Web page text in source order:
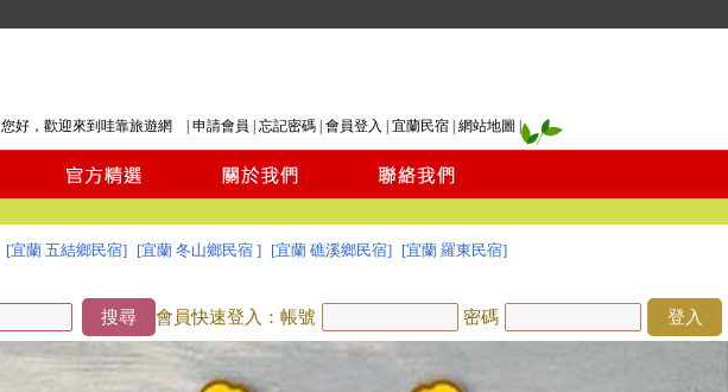
您好，歡迎來到哇靠旅遊網 | 申請會員 忘記密碼 會員登入 宜蘭民宿 網站地圖
[宜蘭 五結鄉民宿] [宜蘭 冬山鄉民宿 ] [宜蘭 礁溪鄉民宿] [宜蘭 羅東民宿]
搜尋 會員快速登入：帳號 密碼 登入